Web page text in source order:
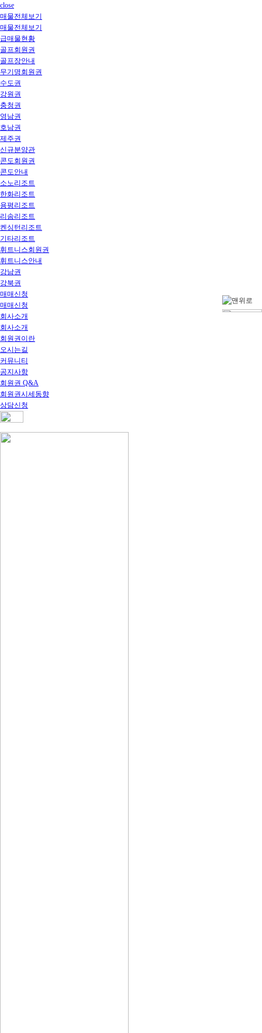
close
매물전체보기
매물전체보기
급매물현황
골프회원권
골프장안내
무기명회원권
수도권
강원권
충청권
영남권
호남권
제주권
신규분양관
콘도회원권
콘도안내
소노리조트
한화리조트
용평리조트
리솜리조트
켄싱턴리조트
기타리조트
휘트니스회원권
휘트니스안내
강남권
강북권
매매신청
매매신청
회사소개
회사소개
회원권이란
오시는길
커뮤니티
공지사항
회원권 Q&A
회원권시세동향
상담신청